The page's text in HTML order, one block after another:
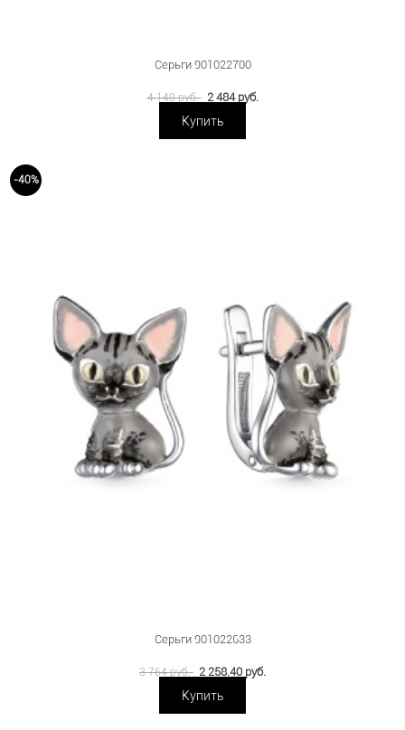
Серьги 901022700
4 140 руб. 2 484 руб.
Купить
-40%
Серьги 901022633
3 764 руб. 2 258.40 руб.
Купить